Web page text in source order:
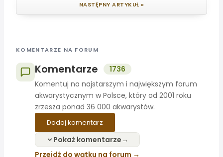
NASTĘPNY ARTYKUŁ »
KOMENTARZE NA FORUM
Komentarze
1736
Komentuj na najstarszym i największym forum
akwarystycznym w Polsce, który od 2001 roku
zrzesza ponad 36 000 akwarystów.
Dodaj komentarz
Pokaż komentarze
Przejdź do wątku na forum